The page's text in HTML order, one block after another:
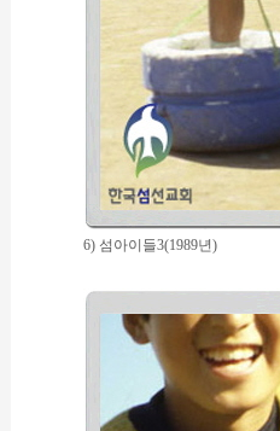
6) 섬아이들3(1989년)